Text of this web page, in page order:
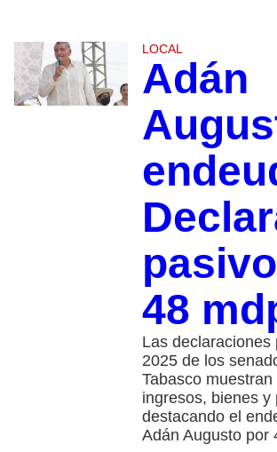
LOCAL
Adán
48
Las declaraciones
2025 de los
Tabasco
ingresos, bienes y
destacando el
Adán Augusto por